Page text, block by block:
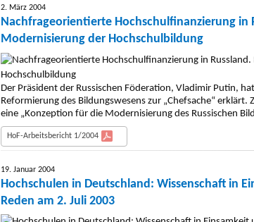
2. März 2004
Nachfrageorientierte Hochschulfinanzierung in
Modernisierung der Hochschulbildung
Der Präsident der Russischen Föderation, Vladimir Putin,
Reformierung des Bildungswesens zur „Chefsache“ erklärt.
eine „Konzeption für die Modernisierung des Russischen
HoF-Arbeitsbericht 1/2004
19. Januar 2004
Hochschulen in Deutschland: Wissenschaft in
Reden am 2. Juli 2003